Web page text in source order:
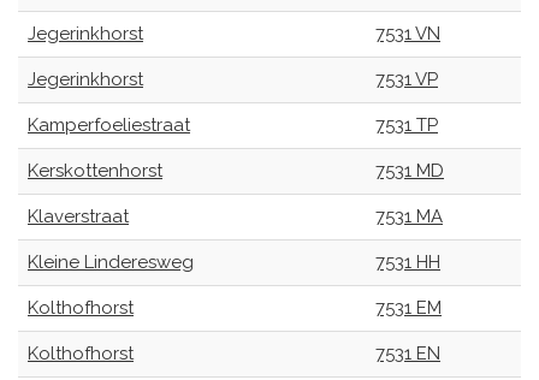
Jegerinkhorst 7531 VN
Jegerinkhorst 7531 VP
Kamperfoeliestraat 7531 TP
Kerskottenhorst 7531 MD
Klaverstraat 7531 MA
Kleine Linderesweg 7531 HH
Kolthofhorst 7531 EM
Kolthofhorst 7531 EN